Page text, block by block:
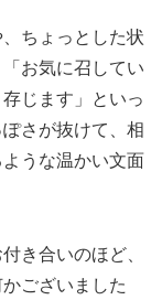
ちょっとした状
お気に召してい
じます」といっ
さが抜けて、相
うな温かい文面
き合いのほど、
ございました